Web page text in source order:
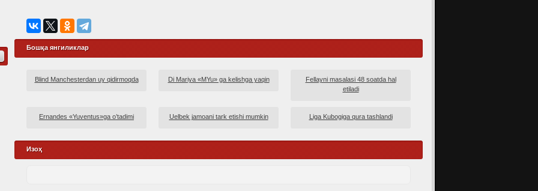
Бошқа янгиликлар
Blind Manchesterdan uy qidirmoqda Di Mariya «MYu» ga kelishga yaqin
Fellayni masalasi 48 soatda hal
etiladi
Ernandes «Yuventus»ga o’tadimi Uelbek jamoani tark etishi mumkin Liga Kubogiga qura tashlandi
Изоҳ